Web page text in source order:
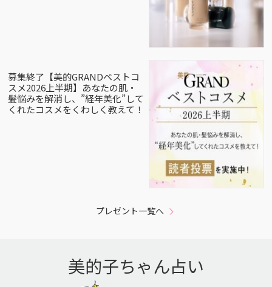
募集終了【美的GRANDベストコ
スメ2026上半期】あなたの肌・
髪悩みを解消し、”経年美化”して
くれたコスメをくわしく教えて！
プレゼント一覧へ
美的子ちゃん占い